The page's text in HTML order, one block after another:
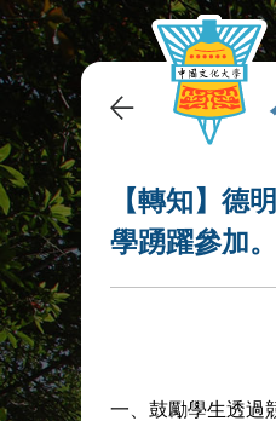
【轉知】德
學踴躍參加。
一、鼓勵學生透過